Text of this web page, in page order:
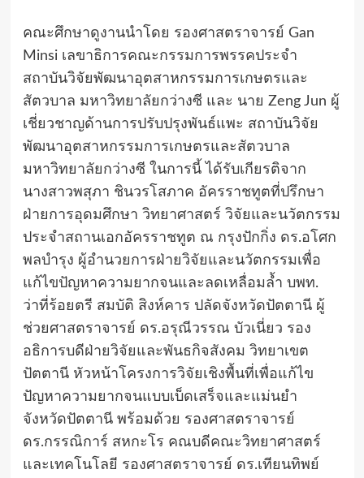
คณะศึกษาดูงานนำโดย รองศาสตราจารย์ Gan
Minsi เลขาธิการคณะกรรมการพรรคประจำ
สถาบันวิจัยพัฒนาอุตสาหกรรมการเกษตรและ
สัตวบาล มหาวิทยาลัยกว่างซี และ นาย Zeng Jun ผู้
เชี่ยวชาญด้านการปรับปรุงพันธ์แพะ สถาบันวิจัย
พัฒนาอุตสาหกรรมการเกษตรและสัตวบาล
มหาวิทยาลัยกว่างซี ในการนี้ ได้รับเกียรติจาก
นางสาวพสุภา ชินวรโสภาค อัครราชทูตที่ปรึกษา
ฝ่ายการอุดมศึกษา วิทยาศาสตร์ วิจัยและนวัตกรรม
ประจำสถานเอกอัครราชทูต ณ กรุงปักกิ่ง ดร.อโศก
พลบำรุง ผู้อำนวยการฝ่ายวิจัยและนวัตกรรมเพื่อ
แก้ไขปัญหาความยากจนและลดเหลื่อมล้ำ บพท.
ว่าที่ร้อยตรี สมบัติ สิงห์คาร ปลัดจังหวัดปัตตานี ผู้
ช่วยศาสตราจารย์ ดร.อรุณีวรรณ บัวเนี่ยว รอง
อธิการบดีฝ่ายวิจัยและพันธกิจสังคม วิทยาเขต
ปัตตานี หัวหน้าโครงการวิจัยเชิงพื้นที่เพื่อแก้ไข
ปัญหาความยากจนแบบเบ็ดเสร็จและแม่นยำ
จังหวัดปัตตานี พร้อมด้วย รองศาสตราจารย์
ดร.กรรณิการ์ สหกะโร คณบดีคณะวิทยาศาสตร์
และเทคโนโลยี รองศาสตราจารย์ ดร.เทียนทิพย์